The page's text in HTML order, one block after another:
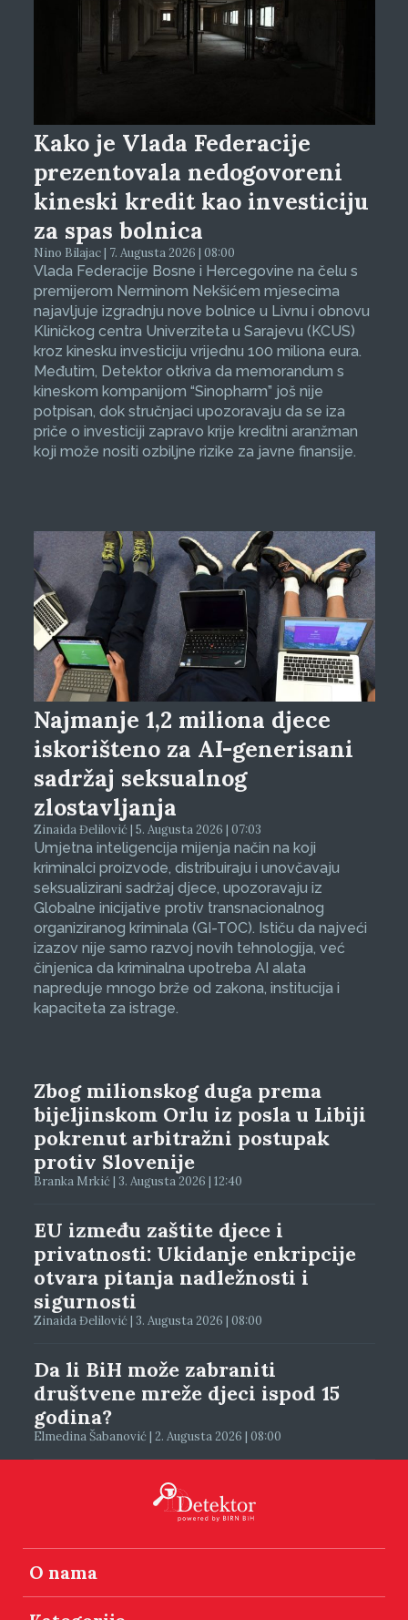
Kako je Vlada Federacije
prezentovala nedogovoreni
kineski kredit kao investiciju
za spas bolnica
Nino Bilajac | 7. Augusta 2026 | 08:00
Vlada Federacije Bosne i Hercegovine na čelu s
premijerom Nerminom Nekšićem mjesecima
najavljuje izgradnju nove bolnice u Livnu i obnovu
Kliničkog centra Univerziteta u Sarajevu (KCUS)
kroz kinesku investiciju vrijednu 100 miliona eura.
Međutim, Detektor otkriva da memorandum s
kineskom kompanijom “Sinopharm” još nije
potpisan, dok stručnjaci upozoravaju da se iza
priče o investiciji zapravo krije kreditni aranžman
koji može nositi ozbiljne rizike za javne finansije.
Najmanje 1,2 miliona djece
iskorišteno za AI-generisani
sadržaj seksualnog
zlostavljanja
Zinaida Đelilović | 5. Augusta 2026 | 07:03
Umjetna inteligencija mijenja način na koji
kriminalci proizvode, distribuiraju i unovčavaju
seksualizirani sadržaj djece, upozoravaju iz
Globalne inicijative protiv transnacionalnog
organiziranog kriminala (GI-TOC). Ističu da najveći
izazov nije samo razvoj novih tehnologija, već
činjenica da kriminalna upotreba AI alata
napreduje mnogo brže od zakona, institucija i
kapaciteta za istrage.
Zbog milionskog duga prema
bijeljinskom Orlu iz posla u Libiji
pokrenut arbitražni postupak
protiv Slovenije
Branka Mrkić | 3. Augusta 2026 | 12:40
EU između zaštite djece i
privatnosti: Ukidanje enkripcije
otvara pitanja nadležnosti i
sigurnosti
Zinaida Đelilović | 3. Augusta 2026 | 08:00
Da li BiH može zabraniti
društvene mreže djeci ispod 15
godina?
Elmedina Šabanović | 2. Augusta 2026 | 08:00
O nama